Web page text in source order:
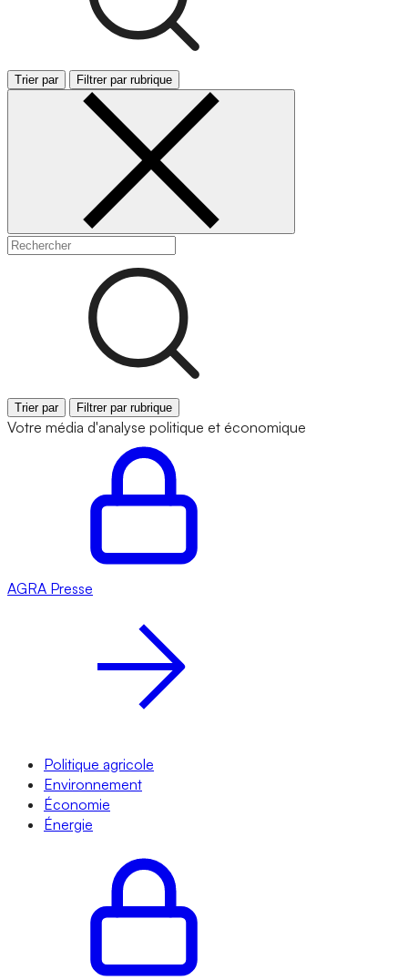
Trier par Filtrer par rubrique
Trier par Filtrer par rubrique
Votre média d'analyse politique et économique
AGRA Presse
Politique agricole
Environnement
Économie
Énergie